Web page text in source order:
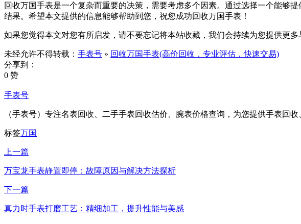
回收万国手表是一个复杂而重要的决策，需要考虑多个因素。通过选择一个能够
结果。希望本文提供的信息能够帮助到您，祝您成功回收万国手表！
如果您觉得本文对您有所启发，请不要忘记将本站收藏，我们会持续为您提供更多
未经允许不得转载： 手表号 » 回收万国手表(高价回收，专业评估，快速交易)
分享到：
0 赞
手表号
（手表号）专注名表回收、二手手表回收估价、腕表价格查询，为您提供手表回
标签万国
上一篇
万宝龙手表静置即停：故障原因与解决方法探析
下一篇
真力时手表打磨工艺：精细加工，提升性能与美感